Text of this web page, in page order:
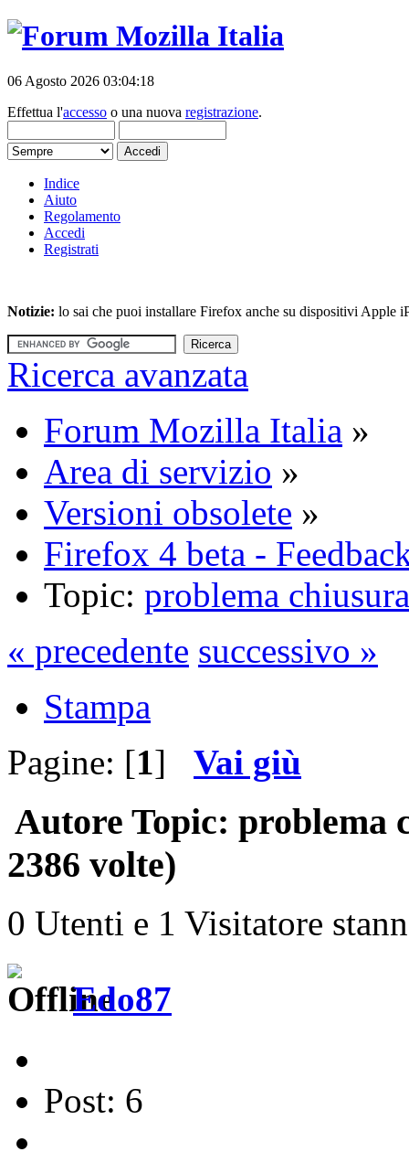
06 Agosto 2026 03:04:18
Effettua l'accesso o una nuova registrazione.
Indice
Aiuto
Regolamento
Accedi
Registrati
Notizie: lo sai che puoi installare Firefox anche su dispositivi Apple
Ricerca avanzata
Forum Mozilla Italia »
Area di servizio »
Versioni obsolete »
Firefox 4 beta -
Topic: problema
« precedente successivo »
Stampa
Pagine: [1] Vai giù
Autore Topic: problema
2386 volte)
0 Utenti e 1 Visitatore
Edo87
Post: 6